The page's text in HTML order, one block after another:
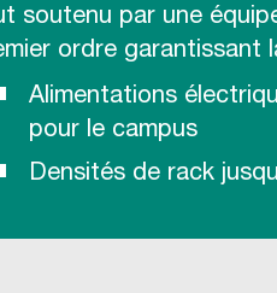
soutenu par une
ordre garantissant
Alimentations
pour le campus
Densités de rack